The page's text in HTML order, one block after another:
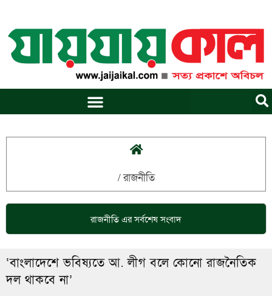
content
/রাজনীতি
রাজনীতিএর সর্বশেষ সংবাদ
‘বাংলাদেশে ভবিষ্যতে আ. লীগ বলে কোনো রাজনৈতিক
দল থাকবে না’